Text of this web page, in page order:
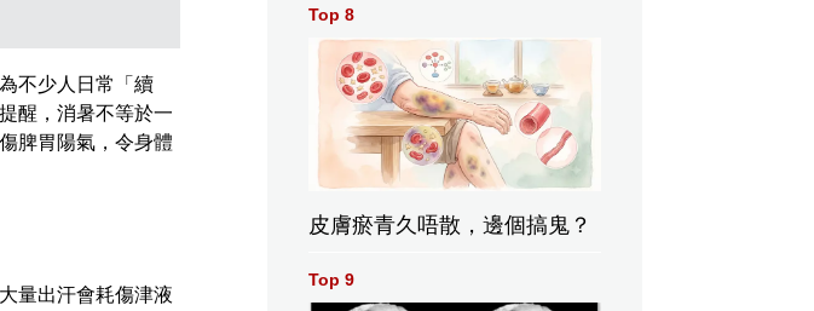
不少人日常「續
醒，消暑不等於一
脾胃陽氣，令身體
量出汗會耗傷津液
Top 8
皮膚瘀青久唔散，邊個搞鬼？
Top 9